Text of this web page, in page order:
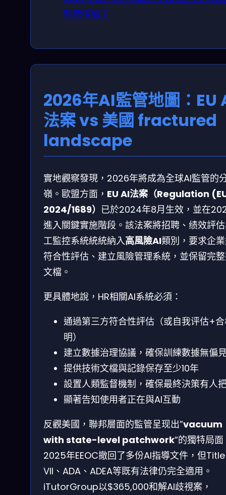
監管僵局？
2026年AI監管地圖：EU
法案 vs 美國 fractured
landscape
實地觀察發現，2026年將成為全球AI監管的
嶺。歐盟方面， EU AI法案（Regulation
2024/1689） 已於2024年8月生效，並在
進入關鍵實施階段。該法案將招聘、绩效評
工監控系統統統納入高風險AI類別，要求企
符合性評估、建立風險管理系統，並保留完
文檔。
更具體地說，HR相關AI系統必須：
通過第三方符合性評估（或自我评估+
明）
建立數據治理協議，確保訓練數據無偏
提供技術文檔與記錄保存至少10年
設置人類監督機制，確保最終決策有人
顯著告知使用者正在與AI互動
反觀美國，聯邦層面的監管呈现出”vacuum
with state-level patchwork“的獨特局面
2025年EEOC撤回了多份AI指導文件，但Title
VII、ADA、ADEA等既有法律仍完全適用。
iTutorGroup以$365,000和解AI歧視案，